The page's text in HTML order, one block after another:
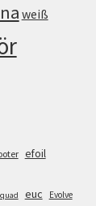
weiß
efoil
euc
Evolve